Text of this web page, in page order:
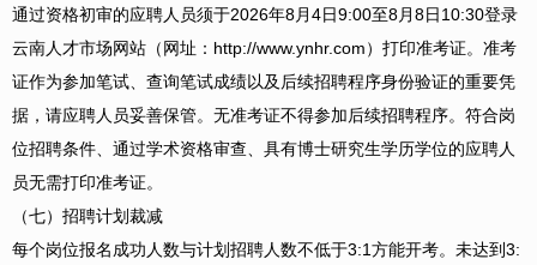
通过资格初审的应聘人员须于2026年8月4日9:00至8月8日10:30登录
云南人才市场网站（网址：http://www.ynhr.com）打印准考证。准考
证作为参加笔试、查询笔试成绩以及后续招聘程序身份验证的重要凭
据，请应聘人员妥善保管。无准考证不得参加后续招聘程序。符合岗
位招聘条件、通过学术资格审查、具有博士研究生学历学位的应聘人
员无需打印准考证。
（七）招聘计划裁减
每个岗位报名成功人数与计划招聘人数不低于3:1方能开考。未达到3: